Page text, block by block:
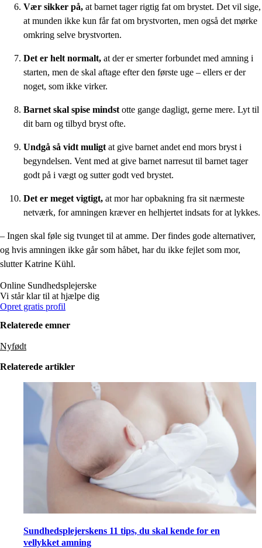
Vær sikker på, at barnet tager rigtig fat om brystet. Det vil sige,
at munden ikke kun får fat om brystvorten, men også det mørke
omkring selve brystvorten.
Det er helt normalt, at der er smerter forbundet med amning i
starten, men de skal aftage efter den første uge – ellers er der
noget, som ikke virker.
Barnet skal spise mindst otte gange dagligt, gerne mere. Lyt til
dit barn og tilbyd bryst ofte.
Undgå så vidt muligt at give barnet andet end mors bryst i
begyndelsen. Vent med at give barnet narresut til barnet tager
godt på i vægt og sutter godt ved brystet.
Det er meget vigtigt, at mor har opbakning fra sit nærmeste
netværk, for amningen kræver en helhjertet indsats for at lykkes.
– Ingen skal føle sig tvunget til at amme. Der findes gode alternativer,
og hvis amningen ikke går som håbet, har du ikke fejlet som mor,
slutter Katrine Kühl.
Online Sundhedsplejerske
Vi står klar til at hjælpe dig
Opret gratis profil
Relaterede emner
Nyfødt
Relaterede artikler
Sundhedsplejerskens 11 tips, du skal kende for en
vellykket amning